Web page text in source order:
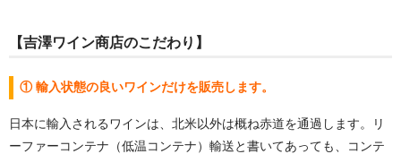
【吉澤ワイン商店のこだわり】
① 輸入状態の良いワインだけを販売します。
日本に輸入されるワインは、北米以外は概ね赤道を通過します。リ
ーファーコンテナ（低温コンテナ）輸送と書いてあっても、コンテ